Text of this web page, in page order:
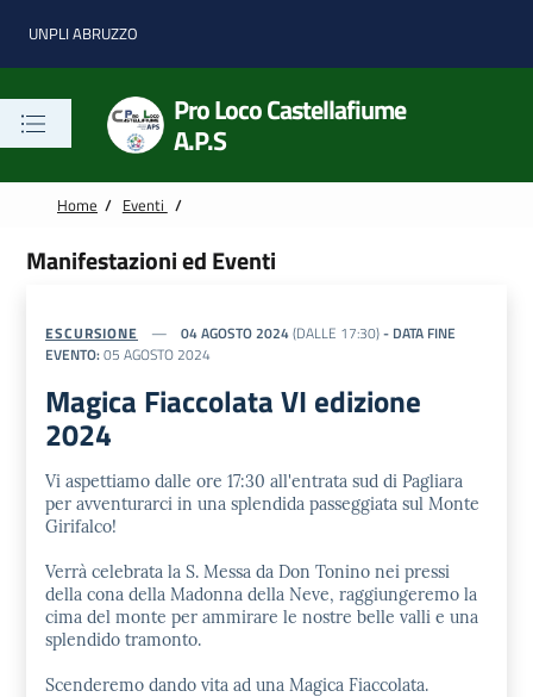
Vai alle notizie in primo piano
Vai al footer
UNPLI ABRUZZO
Pro Loco Castellafiume
A.P.S
Home / Eventi /
Manifestazioni ed Eventi
ESCURSIONE 04 AGOSTO 2024(DALLE 17:30)- DATA FINE
EVENTO:05 AGOSTO 2024
Magica Fiaccolata VI edizione
2024
Vi aspettiamo dalle ore 17:30 all'entrata sud di Pagliara
per avventurarci in una splendida passeggiata sul Monte
Girifalco!
Verrà celebrata la S. Messa da Don Tonino nei pressi
della cona della Madonna della Neve, raggiungeremo la
cima del monte per ammirare le nostre belle valli e una
splendido tramonto.
Scenderemo dando vita ad una Magica Fiaccolata.